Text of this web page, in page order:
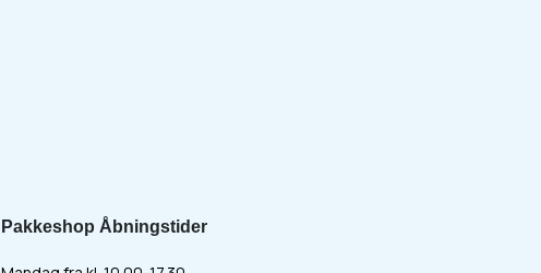
Pakkeshop Åbningstider